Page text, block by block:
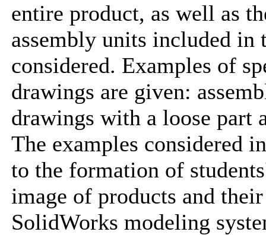
entire product, as well as
assembly units included in
considered. Examples of
drawings are given:
drawings with a loose part
The examples considered
to the formation of
image of products and
SolidWorks modeling